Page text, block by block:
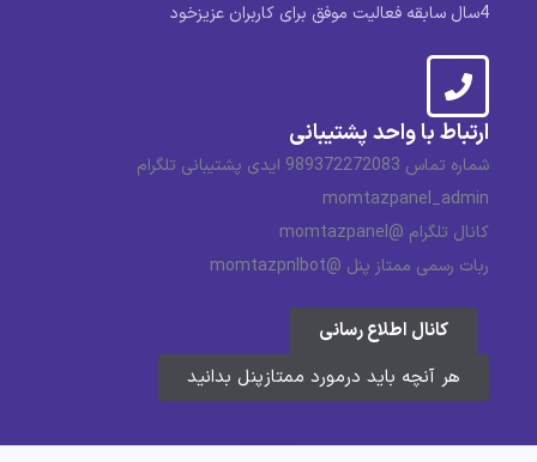
4سال سابقه فعالیت موفق برای کاربران عزیزخود
ارتباط با واحد پشتیبانی
شماره تماس 989372272083 ایدی پشتیبانی تلگرام
momtazpanel_admin
کانال تلگرام @momtazpanel
ربات رسمی ممتاز پنل @momtazpnlbot
کانال اطلاع رسانی
هر آنچه باید درمورد ممتازپنل بدانید